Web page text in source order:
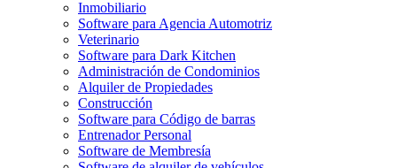
Inmobiliario
Software para Agencia Automotriz
Veterinario
Software para Dark Kitchen
Administración de Condominios
Alquiler de Propiedades
Construcción
Software para Código de barras
Entrenador Personal
Software de Membresía